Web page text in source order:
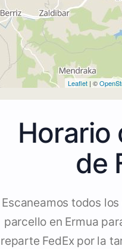
Leaflet | ©
Horario
de
Escaneamos todos
parcello en Ermua
reparte FedEx por la